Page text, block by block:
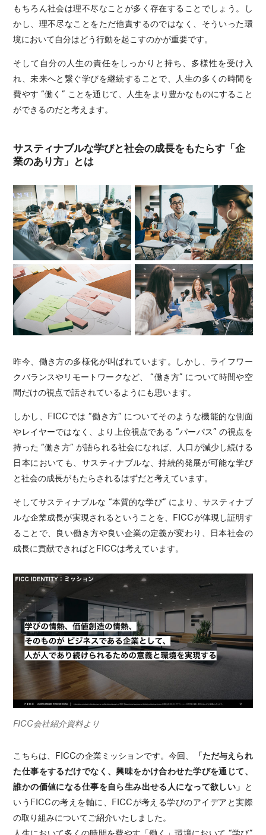
もちろん社会は理不尽なことが多く存在することでしょう。し
かし、理不尽なことをただ他責するのではなく、そういった環
境において自分はどう行動を起こすのかが重要です。
そして自分の人生の責任をしっかりと持ち、多様性を受け入
れ、未来へと繋ぐ学びを継続することで、人生の多くの時間を
費やす “働く” ことを通じて、人生をより豊かなものにすること
ができるのだと考えます。
サスティナブルな学びと社会の成長をもたらす「企
業のあり方」とは
昨今、働き方の多様化が叫ばれています。しかし、ライフワー
クバランスやリモートワークなど、 “働き方” について時間や空
間だけの視点で話されているようにも思います。
しかし、FICCでは “働き方” についてそのような機能的な側面
やレイヤーではなく、より上位視点である “パーパス” の視点を
持った “働き方” が語られる社会になれば、人口が減少し続ける
日本においても、サスティナブルな、持続的発展が可能な学び
と社会の成長がもたらされるはずだと考えています。
そしてサスティナブルな “本質的な学び” により、サスティナブ
ルな企業成長が実現されるということを、FICCが体現し証明す
ることで、良い働き方や良い企業の定義が変わり、日本社会の
成長に貢献できればとFICCは考えています。
FICC会社紹介資料より
こちらは、FICCの企業ミッションです。今回、
「ただ与えられ
た仕事をするだけでなく、興味をかけ合わせた学びを通じて、
誰かの価値になる仕事を自ら生み出せる人になって欲しい」 と
いうFICCの考えを軸に、FICCが考える学びのアイデアと実際
の取り組みについてご紹介いたしました。
人生において多くの時間を費やす「働く」環境において “学び”